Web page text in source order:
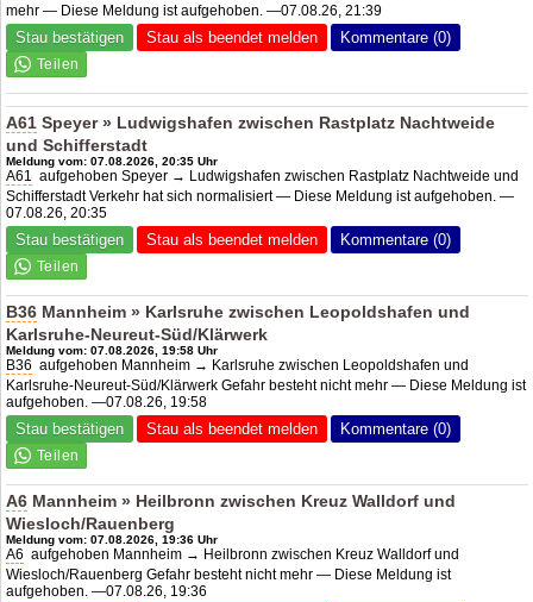
mehr — Diese Meldung ist aufgehoben. —07.08.26, 21:39
Stau bestätigen Stau als beendet melden Kommentare (0)
A61 Speyer » Ludwigshafen zwischen Rastplatz Nachtweide
und Schifferstadt
Meldung vom: 07.08.2026, 20:35 Uhr
A61 aufgehoben Speyer → Ludwigshafen zwischen Rastplatz Nachtweide und
Schifferstadt Verkehr hat sich normalisiert — Diese Meldung ist aufgehoben. —
07.08.26, 20:35
Stau bestätigen Stau als beendet melden Kommentare (0)
B36 Mannheim » Karlsruhe zwischen Leopoldshafen und
Karlsruhe-Neureut-Süd/Klärwerk
Meldung vom: 07.08.2026, 19:58 Uhr
B36 aufgehoben Mannheim → Karlsruhe zwischen Leopoldshafen und
Karlsruhe-Neureut-Süd/Klärwerk Gefahr besteht nicht mehr — Diese Meldung ist
aufgehoben. —07.08.26, 19:58
Stau bestätigen Stau als beendet melden Kommentare (0)
A6 Mannheim » Heilbronn zwischen Kreuz Walldorf und
Wiesloch/Rauenberg
Meldung vom: 07.08.2026, 19:36 Uhr
A6 aufgehoben Mannheim → Heilbronn zwischen Kreuz Walldorf und
Wiesloch/Rauenberg Gefahr besteht nicht mehr — Diese Meldung ist
aufgehoben. —07.08.26, 19:36